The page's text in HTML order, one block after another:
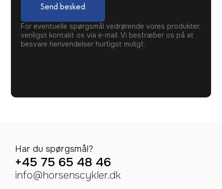
Send besked
For eventuelle spørgsmål vedrørende vores produkter,
venligst kontakt os via e-mail. Vi bestræber os på at
besvare henvendelser hurtigst muligt.
Har du spørgsmål?
+45 75 65 48 46
info@horsenscykler.dk